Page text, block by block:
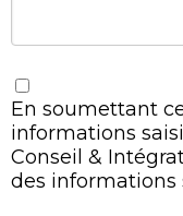
En soumettant
informations
Conseil &
des informations